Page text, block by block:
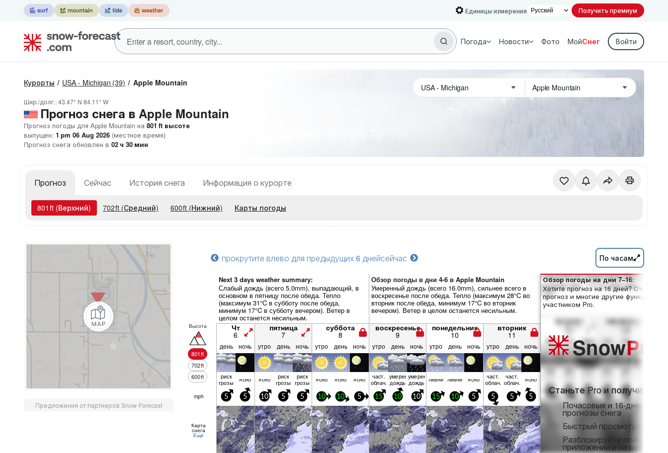
Единицы измерения Получить премиум
Погода Новости Фото МойСнег Войти
Курорты USA - Michigan (39) Apple Mountain
Шир./долг.:43.47° N 84.11° W
Прогноз снега в Apple Mountain
Прогноз погоды для Apple Mountain на 801 ft высоте
выпущен: 1 pm 06 Aug 2026 (местное время)
Прогноз снега обновлен в 02 ч 30 мин
Прогноз Сейчас История снега Информация о курорте
801 ft (Верхний) 702ft (Средний) 600ft (Нижний) Карты погоды
Предложения от партнеров Snow-Forecast
прокрутите влево для предыдущих 6 днейсейчас По часам
Next 3 days weather summary:
Слабый дождь (всего 5.0mm), выпадающий, в
основном в пятницу после обеда. Тепло
(максимум 31°C в субботу после обеда,
минимум 17°C в субботу вечером). Ветер в
целом останется несильным.
Обзор погоды в дни 4-6 в Apple Mountain
Умеренный дождь (всего 16.0mm), сильнее всего в
воскресенье после обеда. Тепло (максимум 28°C во
вторник после обеда, минимум 17°C во вторник
вечером). Ветер в целом останется несильным.
Высота
801ft
702ft
600ft
Чт
6
пятница
7
суббота
8
воскресенье
9
понедельник
10
вторник
11
день ночь утро день ночь утро день ночь утро день ночь утро день ночь утро день ночь
риск
грозы ясно ясно риск
грозы
риск
грозы ясно ясно ясно част.
облач.
умерен.
дождь
умерен.
дождь ливни ливни ясно част.
облач.
част.
облач. ясно
mph 5 5 10 5 5 10 10 5 15 10 10 15 10 5 5 5 5
Карта
снега
Ещё
Обзор погоды на дни 7–16:
Хотите прогноз на 16 дней? Откройте
прогноз и многие другие функции,
участником Pro.
SnowPro
Станьте Pro и получите:
Почасовые и 16-дневные
прогнозы снега
Быстрый просмотр без
Разблокируйте полный
приложении и на веб-сайте